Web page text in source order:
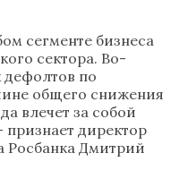
сегменте бизнеса
сектора. Во-
дефолтов по
общего снижения
влечет за собой
признает директор
Росбанка Дмитрий